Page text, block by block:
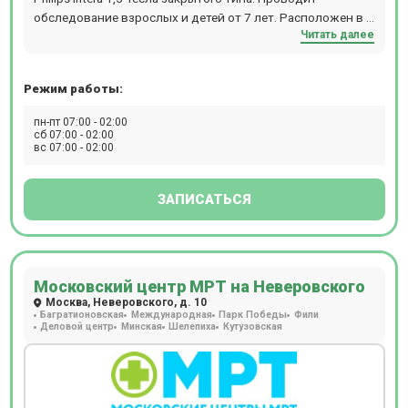
обследование взрослых и детей от 7 лет. Расположен в 2
Читать далее
Режим работы:
пн-пт 07:00 - 02:00
сб 07:00 - 02:00
вс 07:00 - 02:00
ЗАПИСАТЬСЯ
Московский центр МРТ на Неверовского
Москва, Неверовского, д. 10
Багратионовская Международная Парк Победы Фили
Деловой центр
Минская Шелепиха Кутузовская